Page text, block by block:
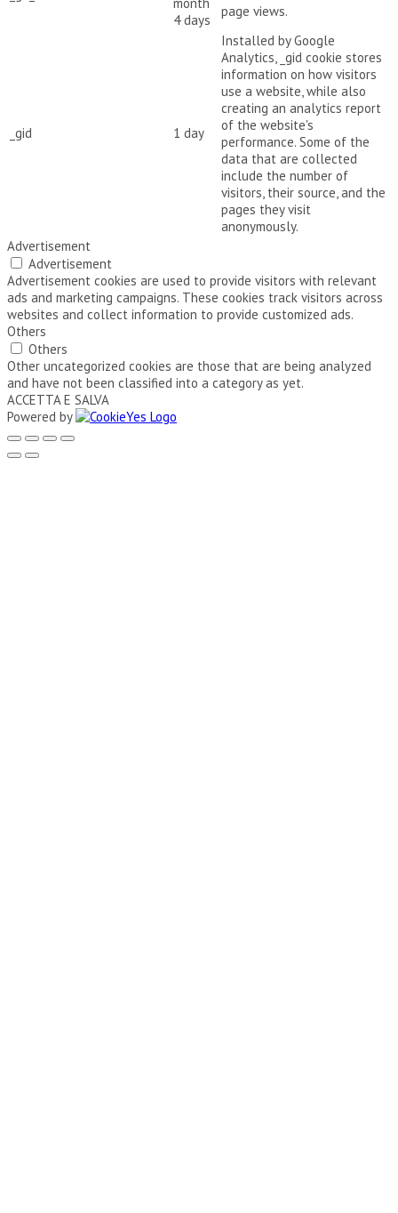
4 days
page views.
_gid 1 day
Installed by Google
Analytics, _gid cookie stores
information on how visitors
use a website, while also
creating an analytics report
of the website's
performance. Some of the
data that are collected
include the number of
visitors, their source, and the
pages they visit
anonymously.
Advertisement
Advertisement
Advertisement cookies are used to provide visitors with relevant
ads and marketing campaigns. These cookies track visitors across
websites and collect information to provide customized ads.
Others
Others
Other uncategorized cookies are those that are being analyzed
and have not been classified into a category as yet.
ACCETTA E SALVA
Powered by